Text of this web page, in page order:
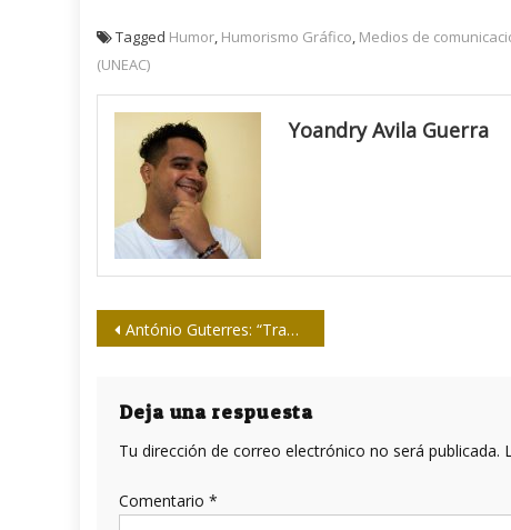
Tagged Humor, Humorismo Gráfico, Medios de
(UNEAC)
Yoandry Avila Guerra
Navegación
entradas
António Guterres: “Transformar la economía, no simplemente restablecerla”
Deja una respuesta
Tu dirección de correo electrónico no será publicada.
Comentario *